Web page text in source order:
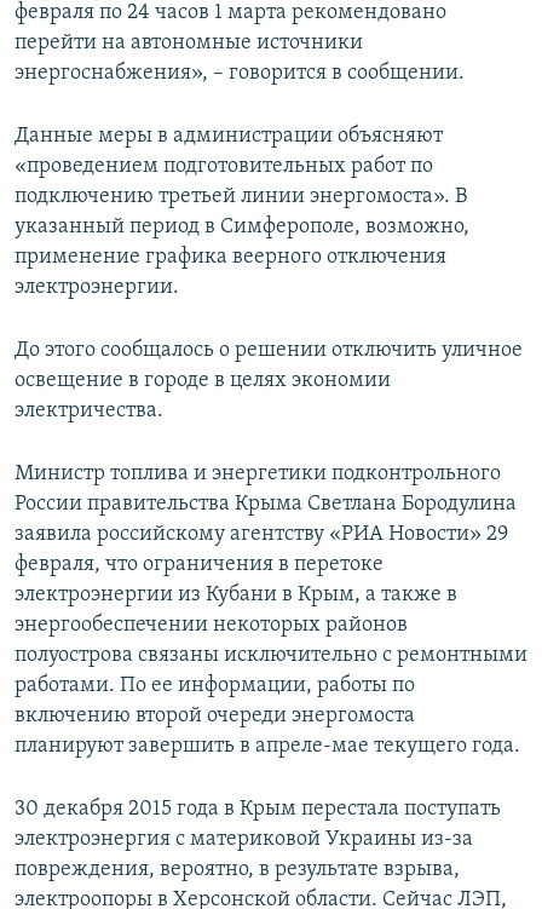
февраля по 24 часов 1 марта рекомендовано
перейти на автономные источники
энергоснабжения», – говорится в сообщении.
Данные меры в администрации объясняют
«проведением подготовительных работ по
подключению третьей линии энергомоста». В
указанный период в Симферополе, возможно,
применение графика веерного отключения
электроэнергии.
До этого сообщалось о решении отключить уличное
освещение в городе в целях экономии
электричества.
Министр топлива и энергетики подконтрольного
России правительства Крыма Светлана Бородулина
заявила российскому агентству «РИА Новости» 29
февраля, что ограничения в перетоке
электроэнергии из Кубани в Крым, а также в
энергообеспечении некоторых районов
полуострова связаны исключительно с ремонтными
работами. По ее информации, работы по
включению второй очереди энергомоста
планируют завершить в апреле-мае текущего года.
30 декабря 2015 года в Крым перестала поступать
электроэнергия с материковой Украины из-за
повреждения, вероятно, в результате взрыва,
электроопоры в Херсонской области. Сейчас ЛЭП,